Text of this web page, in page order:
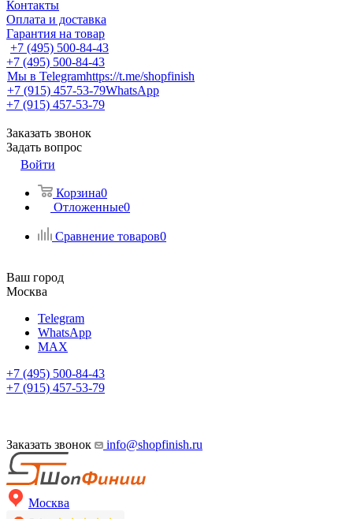
Контакты
Оплата и доставка
Гарантия на товар
+7 (495) 500-84-43
+7 (495) 500-84-43
Мы в Telegramhttps://t.me/shopfinish
+7 (915) 457-53-79WhatsApp
+7 (915) 457-53-79
Заказать звонок
Задать вопрос
Войти
Корзина0
Отложенные0
Сравнение товаров0
Ваш город
Москва
Telegram
WhatsApp
MAX
+7 (495) 500-84-43
+7 (915) 457-53-79
Заказать звонок info@shopfinish.ru
Москва